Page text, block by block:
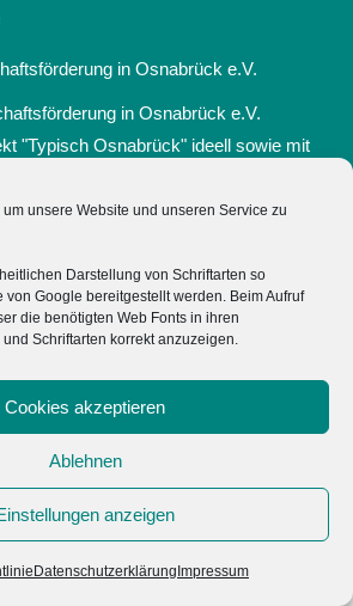
unsere Website und unseren Service zu
Darstellung von Schriftarten so
von Google bereitgestellt werden. Beim Aufruf
die benötigten Web Fonts in ihren
und Schriftarten korrekt anzuzeigen.
Cookies akzeptieren
Ablehnen
anzeigen
Datenschutzerklärung Impressum
in Osnabrück e.V.
in Osnabrück e.V.
"Typisch Osnabrück" ideell sowie mit
GmbH